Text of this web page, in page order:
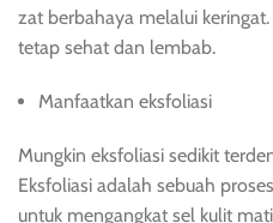
zat berbahaya melalui
tetap sehat dan lembab.
Manfaatkan eksfoliasi
Mungkin eksfoliasi sedikit
Eksfoliasi adalah sebuah
untuk mengangkat sel kulit